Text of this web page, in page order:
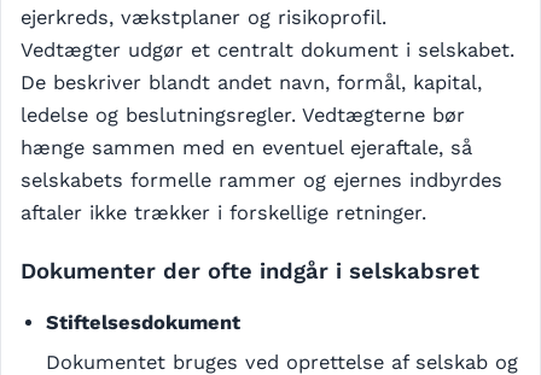
ejerkreds, vækstplaner og risikoprofil.
Vedtægter udgør et centralt dokument i selskabet.
De beskriver blandt andet navn, formål, kapital,
ledelse og beslutningsregler. Vedtægterne bør
hænge sammen med en eventuel ejeraftale, så
selskabets formelle rammer og ejernes indbyrdes
aftaler ikke trækker i forskellige retninger.
Dokumenter der ofte indgår i selskabsret
Stiftelsesdokument
Dokumentet bruges ved oprettelse af selskab og